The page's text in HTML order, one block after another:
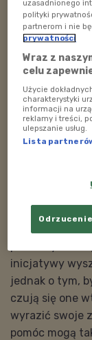
inicjatywy
jednak o tym,
czują się one
wyrazić swoje
pomóc mogą
uzasadnionego
polityki
partnerom i nie
prywatności
Wraz z
celu
Użycie
charakterystyki
informacji na
reklamy i treści,
ulepszanie usług.
Lista